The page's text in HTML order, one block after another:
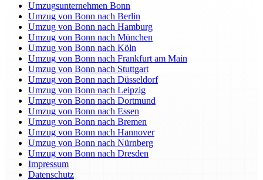
Umzugsunternehmen Bonn
Umzug von Bonn nach Berlin
Umzug von Bonn nach Hamburg
Umzug von Bonn nach München
Umzug von Bonn nach Köln
Umzug von Bonn nach Frankfurt am Main
Umzug von Bonn nach Stuttgart
Umzug von Bonn nach Düsseldorf
Umzug von Bonn nach Leipzig
Umzug von Bonn nach Dortmund
Umzug von Bonn nach Essen
Umzug von Bonn nach Bremen
Umzug von Bonn nach Hannover
Umzug von Bonn nach Nürnberg
Umzug von Bonn nach Dresden
Impressum
Datenschutz